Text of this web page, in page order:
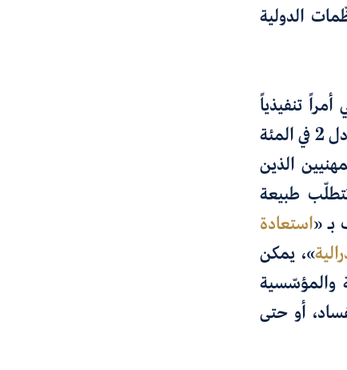
الدولية
ما يعادل 2 في المئة
الذين
طبيعة
«استعادة
»، يمكن
والمؤسّسية
، أو حتى